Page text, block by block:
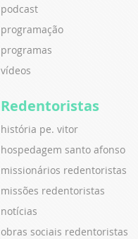
podcast
programação
programas
vídeos
Redentoristas
história pe. vitor
hospedagem santo afonso
missionários redentoristas
missões redentoristas
notícias
obras sociais redentoristas